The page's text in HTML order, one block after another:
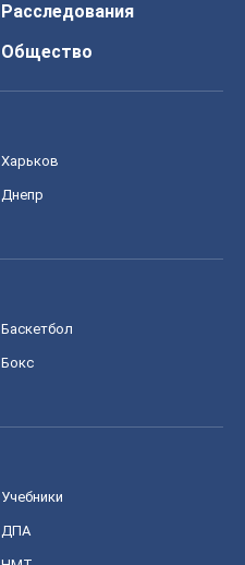
Расследования
Общество
Харьков
Днепр
Баскетбол
Бокс
Учебники
ДПА